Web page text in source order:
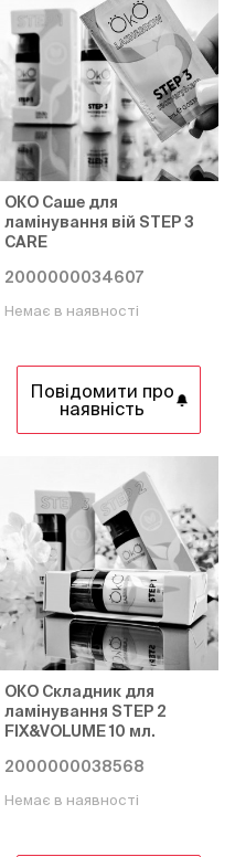
ОКО Саше для
ламінування вій STEP 3
CARE
2000000034607
Немає в наявності
Повідомити про
наявність
ОКО Складник для
ламінування STEP 2
FIX&VOLUME 10 мл.
2000000038568
Немає в наявності